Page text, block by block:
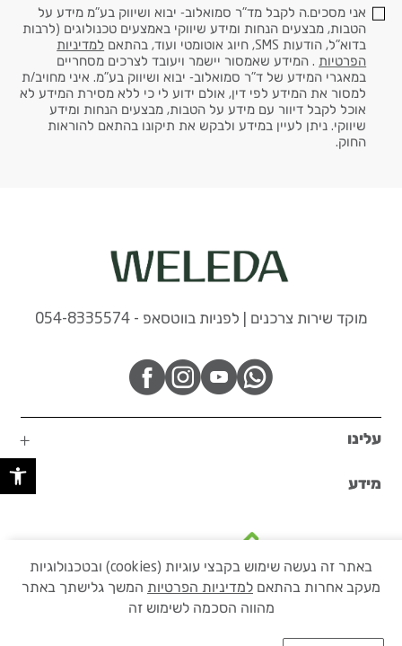
אני מסכים.ה לקבל מד"ר סמואלוב- יבוא ושיווק בע"מ מידע על
הטבות, מבצעים הנחות ומידע שיווקי באמצעים טכנולוגים (לרבות
בדוא"ל, הודעות SMS, חיוג אוטומטי ועוד, בהתאם
למדיניות
הפרטיות . המידע שאמסור יישמר ויעובד לצרכים מסחריים
במאגרי המידע של ד"ר סמואלוב- יבוא ושיווק בע"מ. איני מחויב/ת
למסור את המידע לפי דין, אולם ידוע לי כי ללא מסירת המידע לא
אוכל לקבל דיוור עם מידע על הטבות, מבצעים הנחות ומידע
שיווקי. ניתן לעיין במידע ולבקש את תיקונו בהתאם להוראות
החוק.
מוקד שירות צרכנים | לפניות בווטסאפ - 054-8335574
עלינו
מידע
בקרו באתר הקבוצה שלנו
באתר זה נעשה שימוש בקבצי עוגיות (cookies) ובטכנולוגיות
מעקב אחרות בהתאם למדיניות הפרטיות המשך גלישתך באתר
מהווה הסכמה לשימוש זה